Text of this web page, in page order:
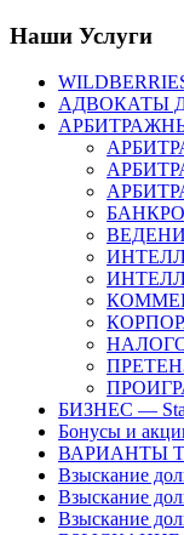
Наши Услуги
АДВОКАТЫ
БИЗНЕС —
Бонусы и
ВАРИАНТЫ
Взыскание
Взыскание
Взыскание